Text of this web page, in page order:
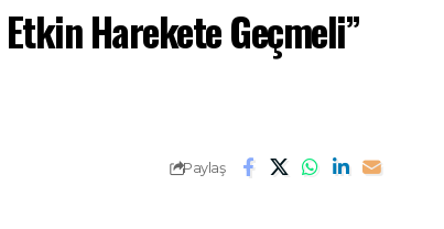
Harekete Geçmeli”
Paylaş